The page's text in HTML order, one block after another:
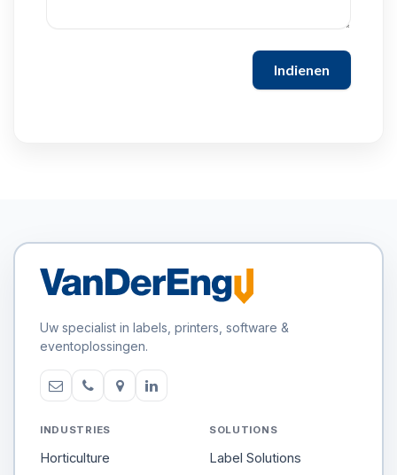
Indienen
Uw specialist in labels, printers, software &
eventoplossingen.
INDUSTRIES
Horticulture
SOLUTIONS
Label Solutions